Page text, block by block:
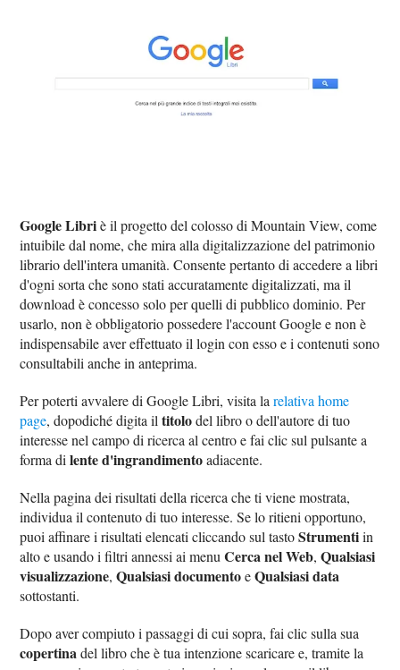
Google Libriè il progetto del colosso di Mountain View, come
intuibile dal nome, che mira alla digitalizzazione del patrimonio
librario dell'intera umanità. Consente pertanto di accedere a libri
d'ogni sorta che sono stati accuratamente digitalizzati, ma il
download è concesso solo per quelli di pubblico dominio. Per
usarlo, non è obbligatorio possedere l'account Google e non è
indispensabile aver effettuato il login con esso e i contenuti sono
consultabili anche in anteprima.
Per poterti avvalere di Google Libri, visita larelativa home
page, dopodiché digita iltitolodel libro o dell'autore di tuo
interesse nel campo di ricerca al centro e fai clic sul pulsante a
forma dilente d'ingrandimentoadiacente.
Nella pagina dei risultati della ricerca che ti viene mostrata,
individua il contenuto di tuo interesse. Se lo ritieni opportuno,
puoi affinare i risultati elencati cliccando sul tastoStrumentiin
alto e usando i filtri annessi ai menuCerca nel Web,Qualsiasi
visualizzazione,Qualsiasi documentoeQualsiasi data
sottostanti.
Dopo aver compiuto i passaggi di cui sopra, fai clic sulla sua
copertinadel libro che è tua intenzione scaricare e, tramite la